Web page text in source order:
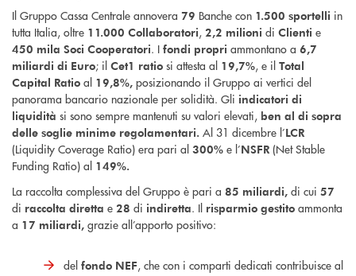
Il Gruppo Cassa Centrale annovera 79 Banche con 1.500 sportelli in
tutta Italia, oltre 11.000 Collaboratori, 2,2 milioni di Clienti e
450 mila Soci Cooperatori. I fondi propri ammontano a 6,7
miliardi di Euro; il Cet1 ratio si attesta al 19,7%, e il Total
Capital Ratio al 19,8%, posizionando il Gruppo ai vertici del
panorama bancario nazionale per solidità. Gli indicatori di
liquidità si sono sempre mantenuti su valori elevati, ben al di sopra
delle soglie minime regolamentari. Al 31 dicembre l’LCR
(Liquidity Coverage Ratio) era pari al 300% e l’NSFR (Net Stable
Funding Ratio) al 149%.
La raccolta complessiva del Gruppo è pari a 85 miliardi, di cui 57
di raccolta diretta e 28 di indiretta. Il risparmio gestito ammonta
a 17 miliardi, grazie all’apporto positivo:
del fondo NEF, che con i comparti dedicati contribuisce al